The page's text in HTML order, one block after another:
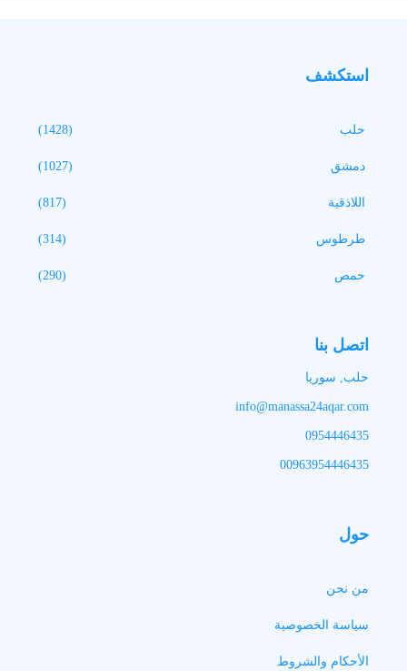
استكشف
حلب (1428)
دمشق (1027)
اللاذقية (817)
طرطوس (314)
حمص (290)
اتصل بنا
حلب, سوريا
info@manassa24aqar.com
0954446435
00963954446435
حول
من نحن
سياسة الخصوصية
الأحكام والشروط